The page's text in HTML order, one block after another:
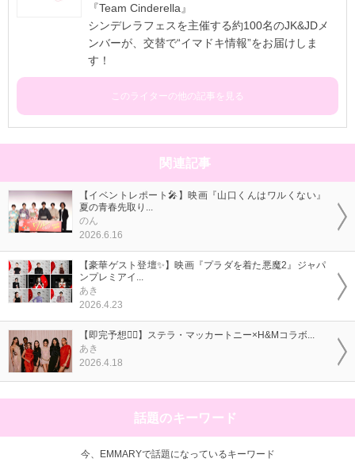
『Team Cinderella』
シンデレラフェスを主催する約100名のJK&JDメ
ンバーが、交替で“イマドキ情報”をお届けしま
す！
このライターの他の記事を見る
関連記事
【イベントレポート🎤】映画『山口くんはワルくない』
夏の青春先取り...
のん
2026.6.16
【豪華ゲスト登壇✨】映画『プラダを着た悪魔2』ジャパ
ンプレミアイ...
あき
2026.4.23
【即完予想❤️‍🔥】ステラ・マッカートニー×H&Mコラボ...
あき
2026.4.18
話題のキーワード
今、EMMARYで話題になっているキーワード